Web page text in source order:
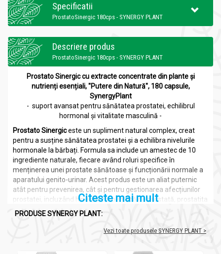
Specificatii
ProstatoSinergic 180cps - SYNERGY PLANT
Descriere produs
ProstatoSinergic 180cps - SYNERGY PLANT
Prostato Sinergic cu extracte concentrate din plante și
nutrienți esențiali, "Putere din Natură", 180 capsule,
SynergyPlant
- suport avansat pentru sănătatea prostatei, echilibrul
hormonal și vitalitate masculină -
Prostato Sinergiceste un supliment natural complex, creat
pentru a susține sănătatea prostatei și a echilibra nivelurile
hormonale la bărbați. Formula sa include un amestec de 10
ingrediente naturale, fiecare având roluri specifice în
menținerea unei prostate sănătoase și funcționării normale a
aparatului genito-urinar. Acest produs este un aliat puternic
atât pentru prevenirea, cât și pentru gestionarea afecțiunilor
prostatei, incluzând hiperplazia benignă de prostată, prostatita
și chiar prevenirea dezvoltării celulelor maligne. Extractele din
– în dioxid de carbon supercritic și apos – pentru a oferi o
Citeste mai mult
PRODUSE SYNERGY PLANT:
Vezi toate produsele SYNERGY PLANT >